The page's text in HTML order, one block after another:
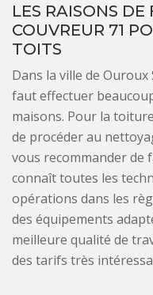
LES RAISONS
COUVREUR 71
TOITS
Dans la ville de
faut effectuer
maisons. Pour la
de procéder au
vous recommander de
connaît toutes les
opérations dans les
des équipements
meilleure qualité de
des tarifs très